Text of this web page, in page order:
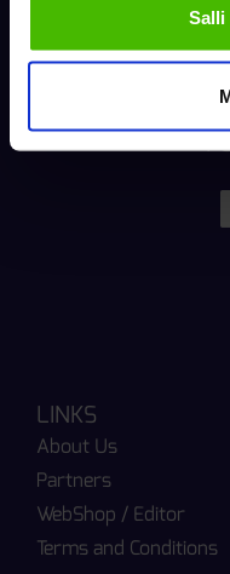
Salli
LINKS
About Us
Partners
WebShop / Editor
Terms and Conditions